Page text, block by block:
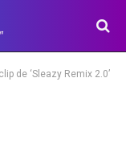
de ‘Sleazy Remix 2.0’